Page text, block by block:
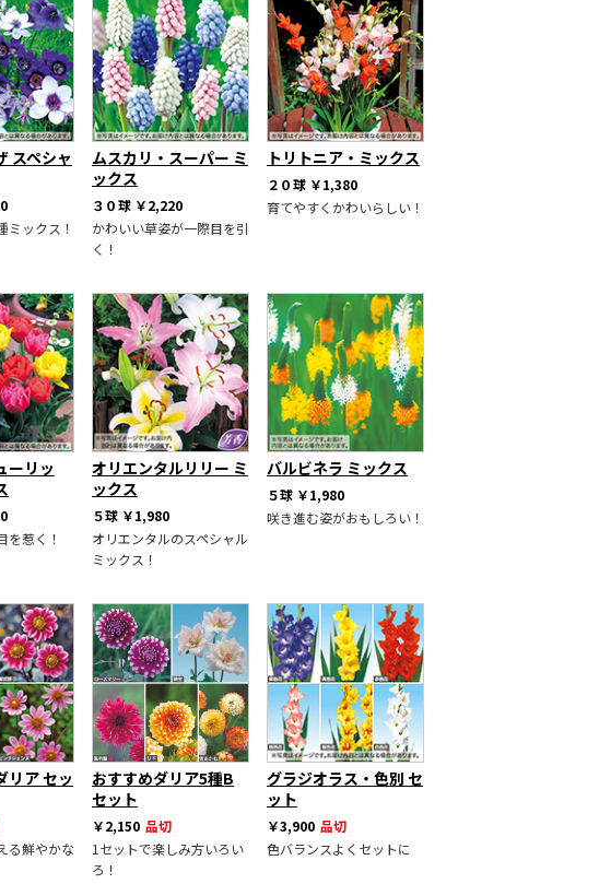
スペシャ
ミックス！
ムスカリ・スーパー ミ
ックス
３０球 ￥2,220
かわいい草姿が一際目を引
く！
トリトニア・ミックス
２０球 ￥1,380
育てやすくかわいらしい！
ーリッ
を惹く！
オリエンタルリリー ミ
ックス
５球 ￥1,980
オリエンタルのスペシャル
ミックス！
バルビネラ ミックス
５球 ￥1,980
咲き進む姿がおもしろい！
リア セッ
る鮮やかな
おすすめダリア5種B
セット
￥2,150 品切
1セットで楽しみ方いろい
ろ！
グラジオラス・色別 セ
ット
￥3,900 品切
色バランスよくセットに